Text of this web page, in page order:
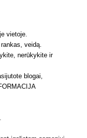
vietoje.
veidą.
nerūkykite ir
blogai,